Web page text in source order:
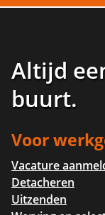
Altijd
buurt.
Voor
Vacature
Detacheren
Uitzenden